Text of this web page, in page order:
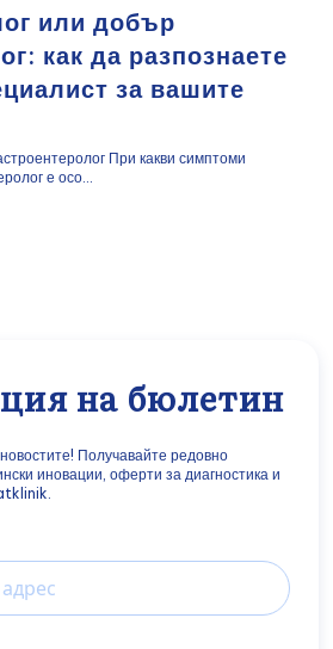
или добър
как да разпознаете
за вашите
При какви симптоми
е осо...
на бюлетин
Получавайте редовно
иновации, оферти за диагностика и